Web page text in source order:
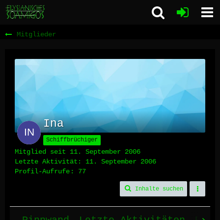
Mitglieder
Ina
Schiffbrüchiger
Mitglied seit 11. September 2006
Letzte Aktivität: 11. September 2006
Profil-Aufrufe
77
Inhalte suchen